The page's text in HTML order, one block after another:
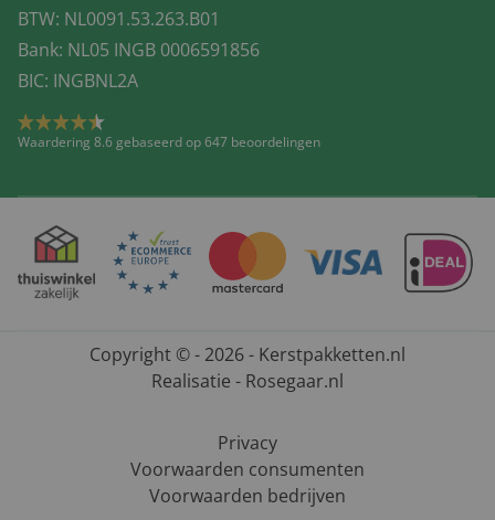
BTW: NL0091.53.263.B01
Bank: NL05 INGB 0006591856
BIC: INGBNL2A
Waardering 8.6 gebaseerd op 647 beoordelingen
Copyright © - 2026 - Kerstpakketten.nl
Realisatie - Rosegaar.nl
Privacy
Voorwaarden consumenten
Voorwaarden bedrijven